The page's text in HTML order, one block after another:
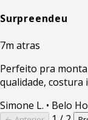
Surpreendeu
7m atras
Perfeito pra
qualidade, costura
Simone L. • Belo